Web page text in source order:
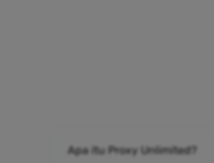
Apa itu Proxy Unlimited?